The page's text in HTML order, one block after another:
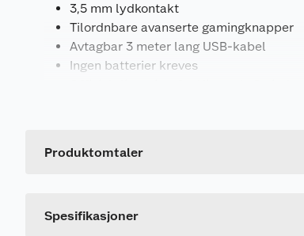
3,5 mm lydkontakt
Tilordnbare avanserte gamingknapper
Avtagbar 3 meter lang USB-kabel
Ingen batterier kreves
bevegelseskontroller eller amiibo NFC. Ikke
Overlegen ergonomisk komfort
Produktomtaler
Spesifikasjoner
Leverandørens artikkelnummer